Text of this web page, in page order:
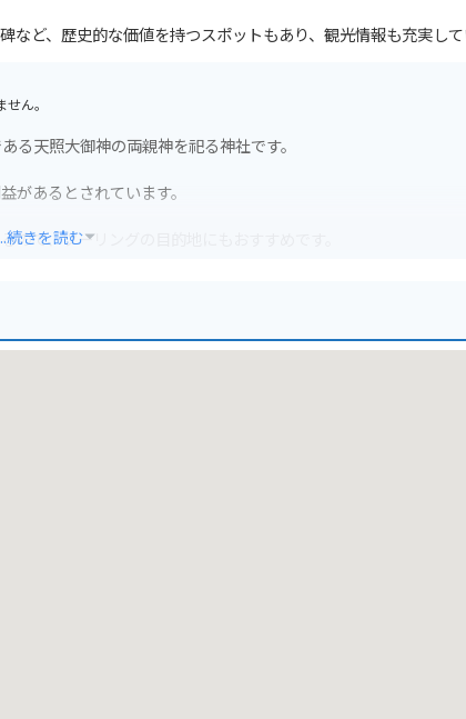
ど、歴史的な価値を持つスポットもあり、観光情報も充実して
ん。
る天照大御神の両親神を祀る神社です。
があるとされています。
ので、ツーリングの目的地にもおすすめです。
続きを読む